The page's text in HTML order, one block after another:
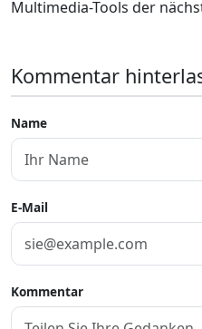
Multimedia-Tools der
Kommentar
Name
E-Mail
Kommentar